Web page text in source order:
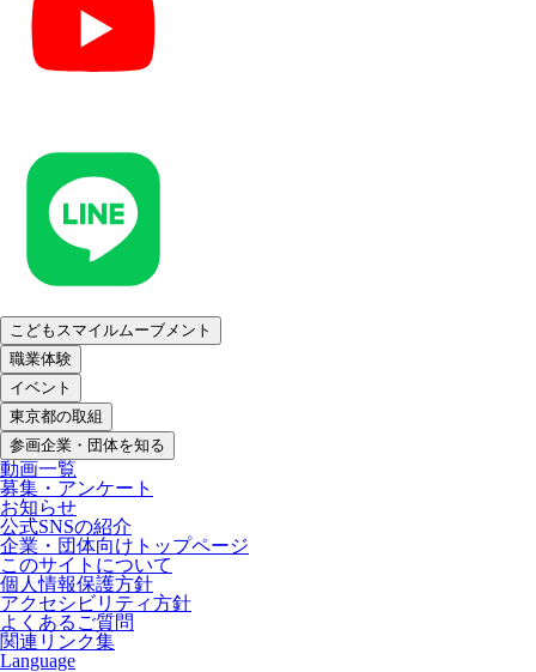
こどもスマイルムーブメント
職業体験
イベント
東京都の取組
参画企業・団体を知る
動画一覧
募集・アンケート
お知らせ
公式SNSの紹介
企業・団体向けトップページ
このサイトについて
個人情報保護方針
アクセシビリティ方針
よくあるご質問
関連リンク集
Language